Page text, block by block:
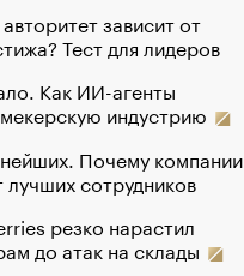
зависит от
Тест для лидеров
Как ИИ-агенты
индустрию
Почему компании
лучших сотрудников
резко нарастил
до атак на склады